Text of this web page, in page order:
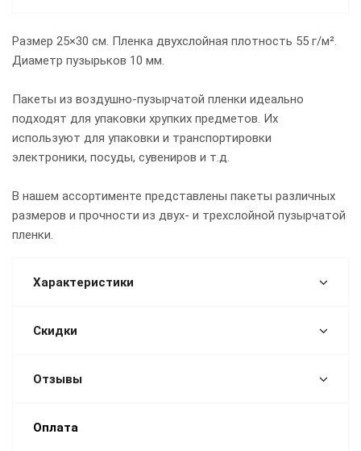
Размер 25×30 см. Пленка двухслойная плотность 55 г/м².
Диаметр пузырьков 10 мм.
Пакеты из воздушно-пузырчатой пленки идеально
подходят для упаковки хрупких предметов. Их
используют для упаковки и транспортировки
электроники, посуды, сувениров и т.д.
В нашем ассортименте представлены пакеты различных
размеров и прочности из двух- и трехслойной пузырчатой
пленки.
Характеристики
Скидки
Отзывы
Оплата